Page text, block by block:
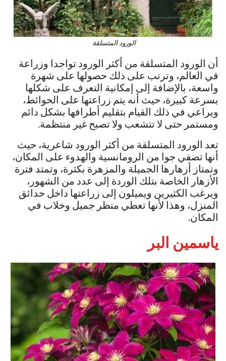
الورود المتسلقة
أن الورود المتسلقة من أكثر الورود تواجدا وزراعة
في العالم، وترتب على ذلك حصولها على شهرة
واسعة، بالإضافة إلى إمكانية التعرف على شكلها
بسرعة كبيرة، حيث أنه يتم زراعتها على الحوائط،
ويراعي في ذلك القيام بتقليم أطرافها بشكل دائم
ومستمر حتى لا تتشعب ولا تصبح غير منتظمة.
تعد الورود المتسلقة من أكثر الورود شاعرية، حيث
أنها تضفي جوا من الرومانسية والهدوء على المكان،
وتمتاز أزهارها الجميلة والمزهرة بكثرة، وتمتد فترة
الأزهار الخاصة بتلك الوردة إلى عدد من الشهور،
ويرغب الكثيرين ويميلون إلى زراعتها داخل حدائق
المنزل، وهذا لأنها تعطي منظر جميل وخلاب في
المكان.
ياسمين البر